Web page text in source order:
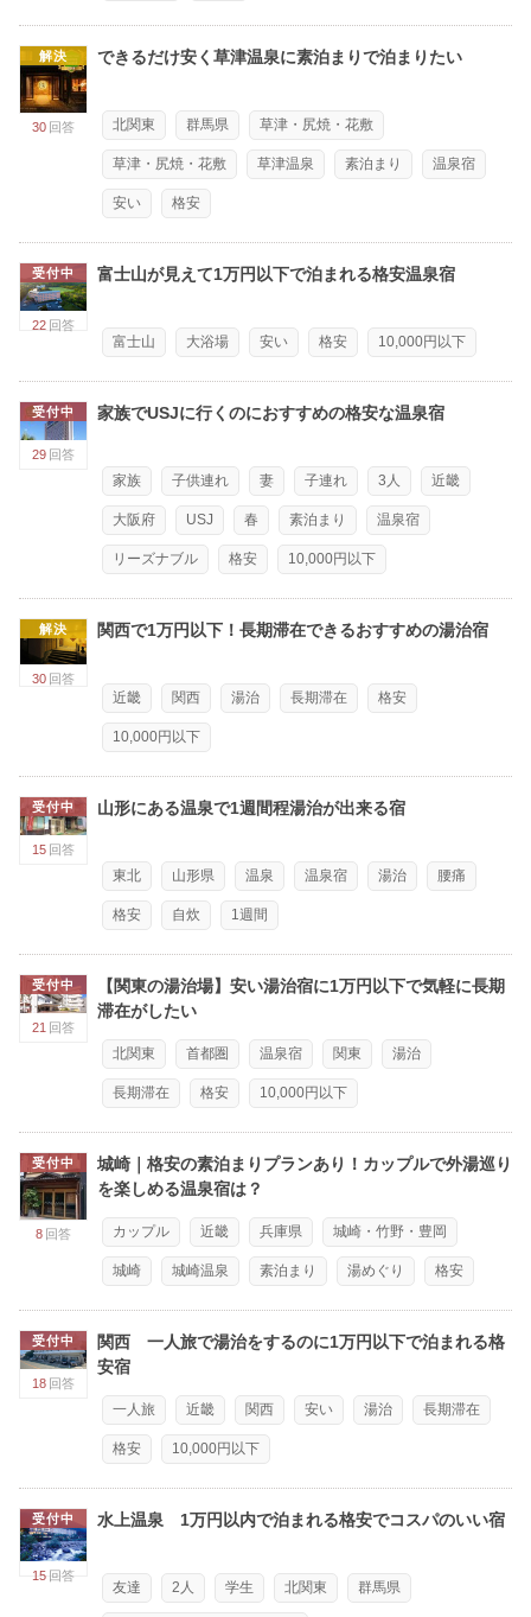
解決
30 回答
できるだけ安く草津温泉に素泊まりで泊まりたい
北関東 群馬県 草津・尻焼・花敷
草津・尻焼・花敷 草津温泉 素泊まり 温泉宿
安い 格安
受付中
22 回答
富士山が見えて1万円以下で泊まれる格安温泉宿
富士山 大浴場 安い 格安 10,000円以下
受付中
29 回答
家族でUSJに行くのにおすすめの格安な温泉宿
家族 子供連れ 妻 子連れ 3人 近畿
大阪府 USJ 春 素泊まり 温泉宿
リーズナブル 格安 10,000円以下
解決
30 回答
関西で1万円以下！長期滞在できるおすすめの湯治宿
近畿 関西 湯治 長期滞在 格安
10,000円以下
受付中
15 回答
山形にある温泉で1週間程湯治が出来る宿
東北 山形県 温泉 温泉宿 湯治 腰痛
格安 自炊 1週間
受付中
21 回答
【関東の湯治場】安い湯治宿に1万円以下で気軽に長期
滞在がしたい
北関東 首都圏 温泉宿 関東 湯治
長期滞在 格安 10,000円以下
受付中
8 回答
城崎｜格安の素泊まりプランあり！カップルで外湯巡り
を楽しめる温泉宿は？
カップル 近畿 兵庫県 城崎・竹野・豊岡
城崎 城崎温泉 素泊まり 湯めぐり 格安
受付中
18 回答
関西 一人旅で湯治をするのに1万円以下で泊まれる格
安宿
一人旅 近畿 関西 安い 湯治 長期滞在
格安 10,000円以下
受付中
15 回答
水上温泉 1万円以内で泊まれる格安でコスパのいい宿
友達 2人 学生 北関東 群馬県